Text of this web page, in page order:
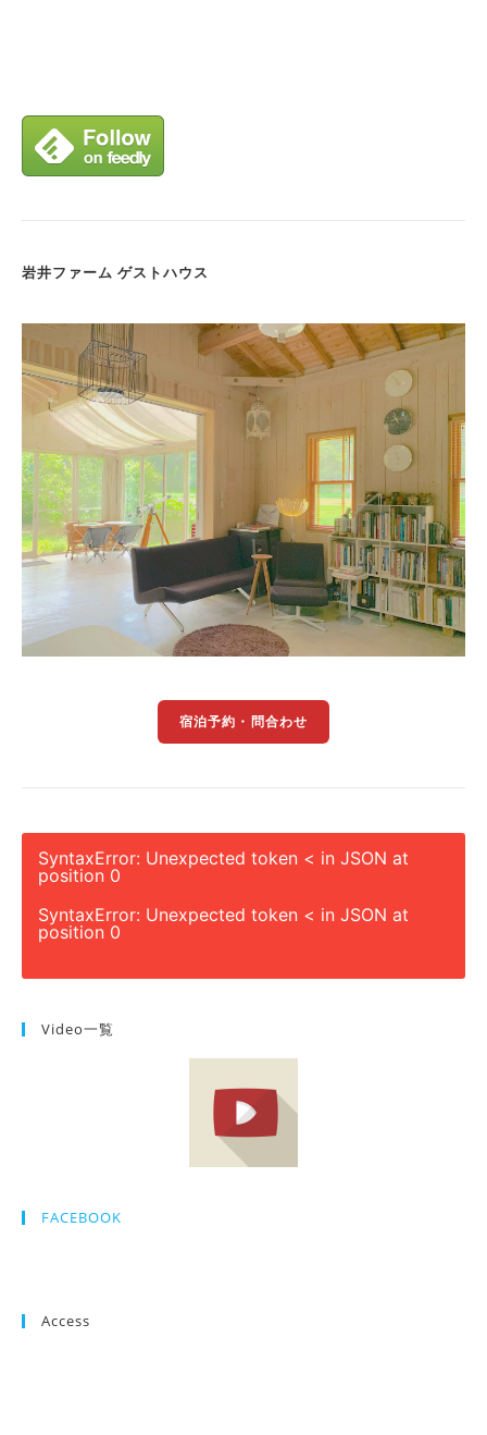
岩井ファーム ゲストハウス
宿泊予約・問合わせ
SyntaxError: Unexpected token < in JSON at
position 0
SyntaxError: Unexpected token < in JSON at
position 0
Video一覧
FACEBOOK
Access